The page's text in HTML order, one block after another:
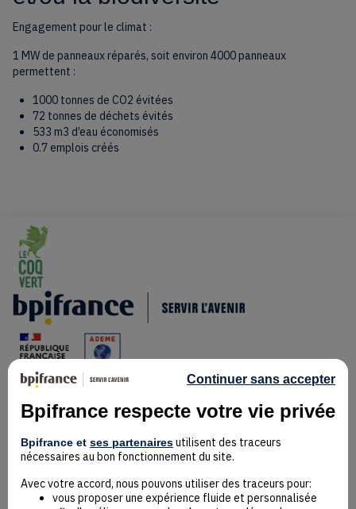
Engagement pour le climat :
1 MW de panneaux réparés, soit environ 4000 panneaux
permettent :
1000 tonnes de CO2 évitées
72 tonnes de déchets évités
533 m3 d’eau économisés
0.7 emplois créés
Mentions Légales
Données personnelles
Contact
Bpifrance respecte votre vie privée
Bpifrance et ses partenairesutilisent des traceurs
nécessaires au bon fonctionnement du site.
Avec votre accord, nous pouvons utiliser des traceurs pour:
vous proposer une expérience fluide et personnalisée
Continuer sans accepter